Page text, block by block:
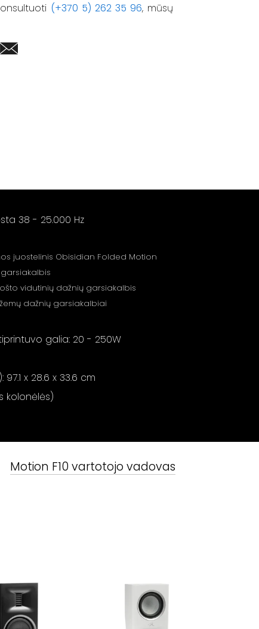
(+370 5) 262 35 96, mūsų
38 - 25.000 Hz
juostelinis Obisidian Folded Motion
garsiakalbis
vidutinių dažnių garsiakalbis
dažnių garsiakalbiai
galia: 20 - 250W
x 28.6 x 33.6 cm
kolonėlės)
Motion F10 vartotojo vadovas